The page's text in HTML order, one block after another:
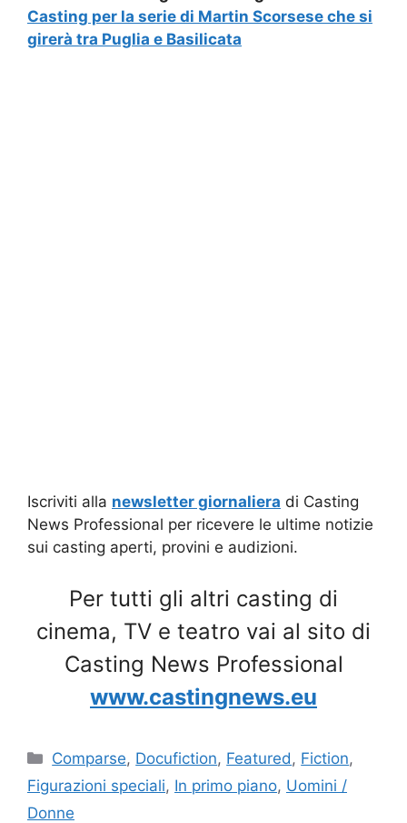
Casting per la serie di Martin Scorsese che si
girerà tra Puglia e Basilicata
Iscriviti alla newsletter giornaliera di Casting
News Professional per ricevere le ultime notizie
sui casting aperti, provini e audizioni.
Per tutti gli altri casting di
cinema, TV e teatro vai al sito di
Casting News Professional
www.castingnews.eu
Categorie
Comparse, Docufiction, Featured , Fiction,
Figurazioni speciali, In primo piano, Uomini /
Donne